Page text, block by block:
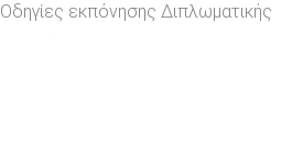
Οδηγίες εκπόνησης Διπλωματικής